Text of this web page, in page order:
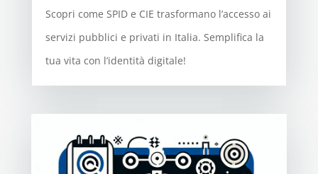
Scopri come SPID e CIE trasformano l’accesso ai
servizi pubblici e privati in Italia. Semplifica la
tua vita con l’identità digitale!